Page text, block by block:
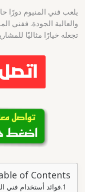
يلعب فني المنيوم دورًا
والعالية الجودة. ففني
تجعله خيارًا مثاليًا
of Contents
فوائد أستخدام فني